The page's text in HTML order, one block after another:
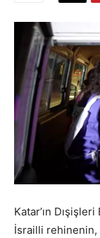
Katar’ın
İsrailli rehinenin,